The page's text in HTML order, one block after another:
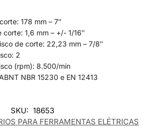
178 mm – 7″
1,6 mm – +/- 1/16″
de corte: 22,23 mm – 7/8″
2
(rpm): 8.500/min
NBR 15230 e EN 12413
SKU: 18653
PARA FERRAMENTAS ELÉTRICAS